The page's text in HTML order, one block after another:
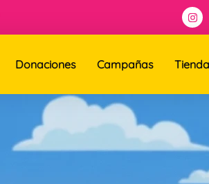
Donaciones Campañas Tienda